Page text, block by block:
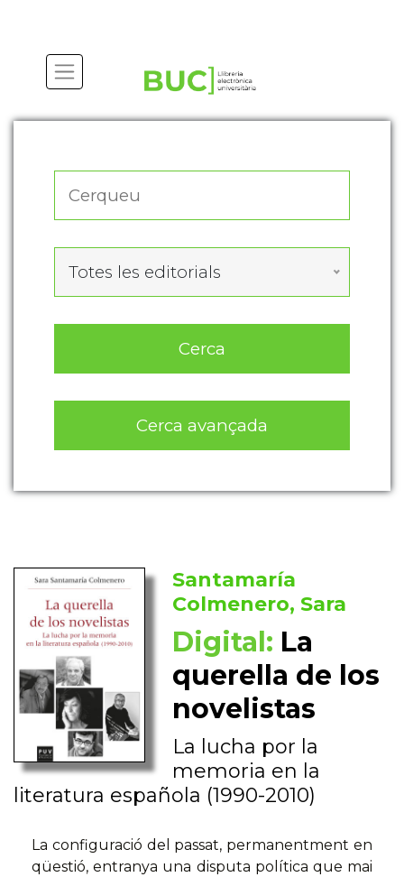
Totes les editorials
Cerca
Cerca avançada
Santamaría
Colmenero, Sara
Digital: La
querella de los
novelistas
La lucha por la
memoria en la
literatura española (1990-2010)
La configuració del passat, permanentment en
qüestió, entranya una disputa política que mai